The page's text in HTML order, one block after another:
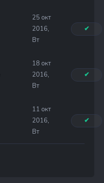
25 окт
2016,
Вт
✔
18 окт
2016,
Вт
✔
11 окт
2016,
Вт
✔